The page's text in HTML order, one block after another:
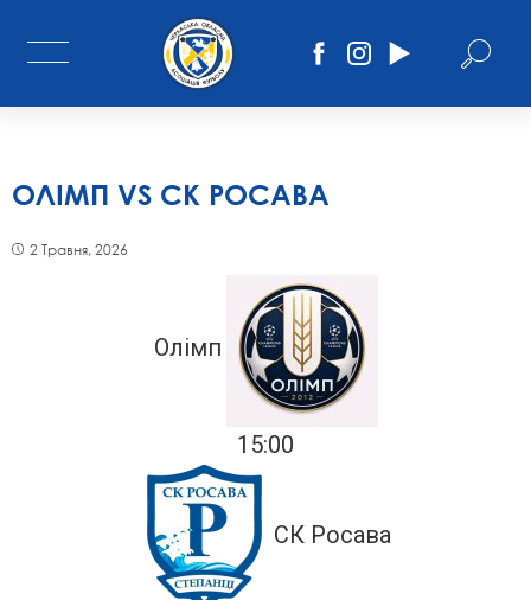
ОЛІМП VS СК РОСАВА
2 Травня, 2026
Олімп
15:00
СК Росава